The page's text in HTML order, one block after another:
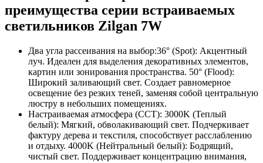
преимущества серии встраиваемых
светильников Zilgan 7W
Два угла рассеивания на выбор:36° (Spot): Акцентный
луч. Идеален для выделения декоративных элементов,
картин или зонирования пространства. 50° (Flood):
Широкий заливающий свет. Создает равномерное
освещение без резких теней, заменяя собой центральную
люстру в небольших помещениях.
Настраиваемая атмосфера (CCT): 3000K (Теплый
белый): Мягкий, обволакивающий свет. Подчеркивает
фактуру дерева и текстиля, способствует расслаблению
и отдыху. 4000K (Нейтральный белый): Бодрящий,
чистый свет. Поддерживает концентрацию внимания,